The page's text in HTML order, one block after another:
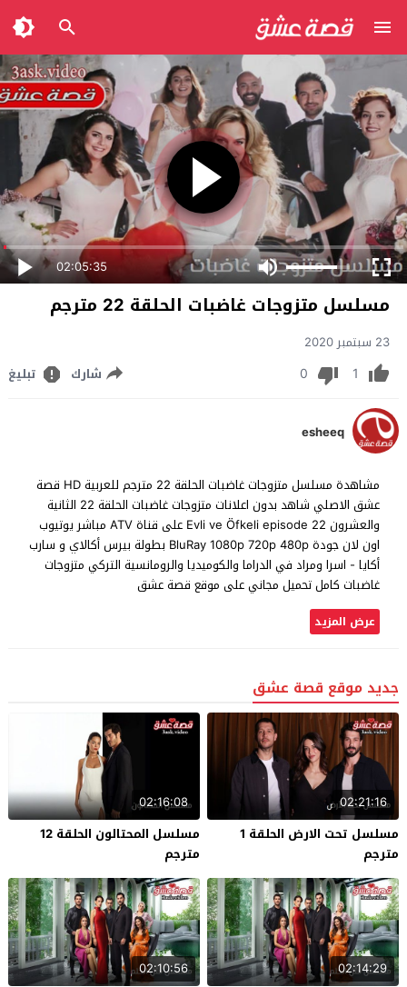
02:05:35
مسلسل متزوجات غاضبات الحلقة 22 مترجم
23 سبتمبر 2020
1
0 شارك تبليغ
esheeq
مشاهدة مسلسل متزوجات غاضبات الحلقة 22 مترجم للعربية HD قصة
عشق الاصلي شاهد بدون اعلانات متزوجات غاضبات الحلقة 22 الثانية
والعشرون Evli ve Öfkeli episode 22 على قناة ATV مباشر يوتيوب
اون لان جودة BluRay 1080p 720p 480p بطولة بيرس أكالاي و سارب
أكايا - اسرا ومراد في الدراما والكوميديا والرومانسية التركي متزوجات
غاضبات كامل تحميل مجاني على موقع قصة عشق
عرض المزيد
جديد موقع قصة عشق
02:21:16
مسلسل تحت الارض الحلقة 1
مترجم
02:16:08
مسلسل المحتالون الحلقة 12
مترجم
02:14:29
02:10:56